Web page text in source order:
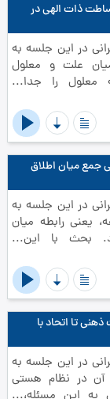
ذات الهی در
در این جلسه به
علت و معلول
معلول را جدا...
جمع میان اطلاق
در این جلسه به
یعنی رابطه میان
بحث با این...
تا اتحاد با
در این جلسه به
آن در نظام هستی